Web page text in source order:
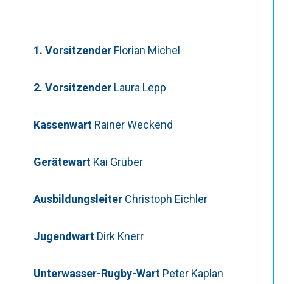
1. Vorsitzender Florian Michel
Bitte lasse dieses Feld leer.
2. Vorsitzender Laura Lepp
Bitte lasse dieses Feld leer.
Kassenwart Rainer Weckend
Gerätewart Kai Grüber
Ausbildungsleiter Christoph Eichler
Jugendwart Dirk Knerr
Unterwasser-Rugby-Wart Peter Kaplan